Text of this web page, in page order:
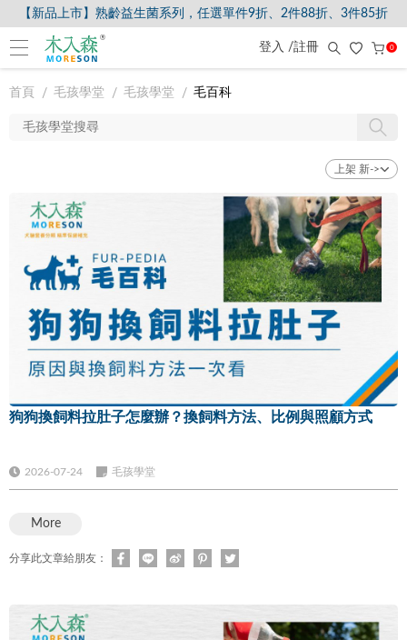
【新品上市】熟齡益生菌系列，任選單件9折、2件88折、3件85折
登入 /註冊 0
首頁 毛孩學堂 毛孩學堂 毛百科
狗狗換飼料拉肚子怎麼辦？換飼料方法、比例與照顧方式
2026-07-24 毛孩學堂
More
分享此文章給朋友：